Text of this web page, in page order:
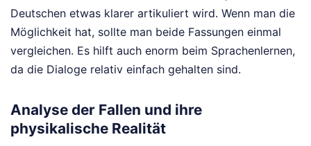
Deutschen etwas klarer artikuliert wird. Wenn man die
Möglichkeit hat, sollte man beide Fassungen einmal
vergleichen. Es hilft auch enorm beim Sprachenlernen,
da die Dialoge relativ einfach gehalten sind.
Analyse der Fallen und ihre
physikalische Realität